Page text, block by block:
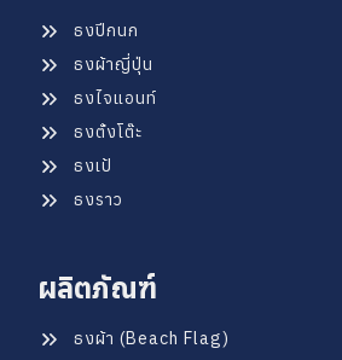
ธงปีกนก
ธงผ้าญี่ปุ่น
ธงไจแอนท์
ธงตั้งโต๊ะ
ธงเป้
ธงราว
ผลิตภัณฑ์
ธงผ้า (Beach Flag)